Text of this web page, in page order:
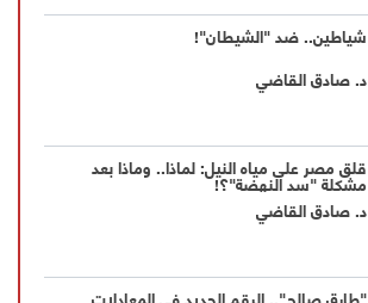
شياطين.. ضد "الشيطان"!
د. صادق القاضي
قلق مصر على مياه النيل: لماذا.. وماذا بعد
مشكلة "سد النهضة"؟!
د. صادق القاضي